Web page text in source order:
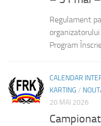
Regulament
Program
CALENDAR
KARTING /
20 MAI 2026